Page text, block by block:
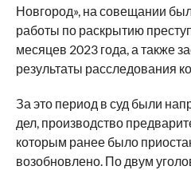
Новгород», на совещании
работы по раскрытию
месяцев 2023 года, а также
результаты расследования
За это период в суд были
дел, производство
которым ранее было
возобновлено. По двум